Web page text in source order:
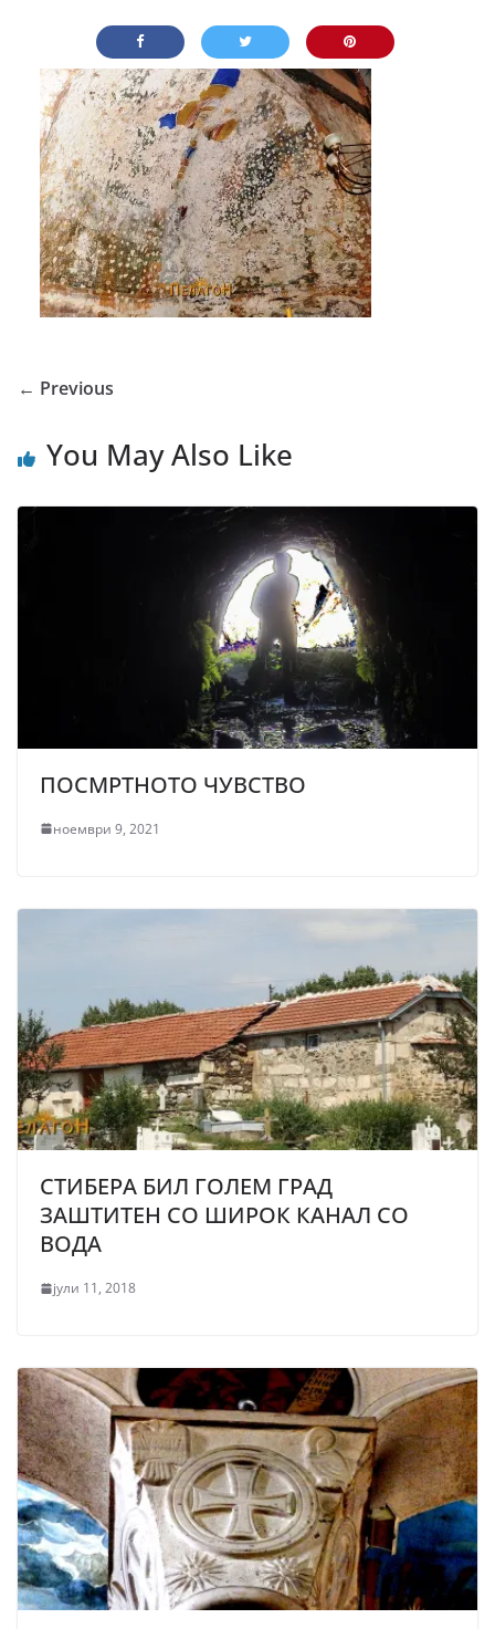
← Previous
You May Also Like
ПОСМРТНОТО ЧУВСТВО
ноември 9, 2021
СТИБЕРА БИЛ ГОЛЕМ ГРАД
ЗАШТИТЕН СО ШИРОК КАНАЛ СО
ВОДА
јули 11, 2018